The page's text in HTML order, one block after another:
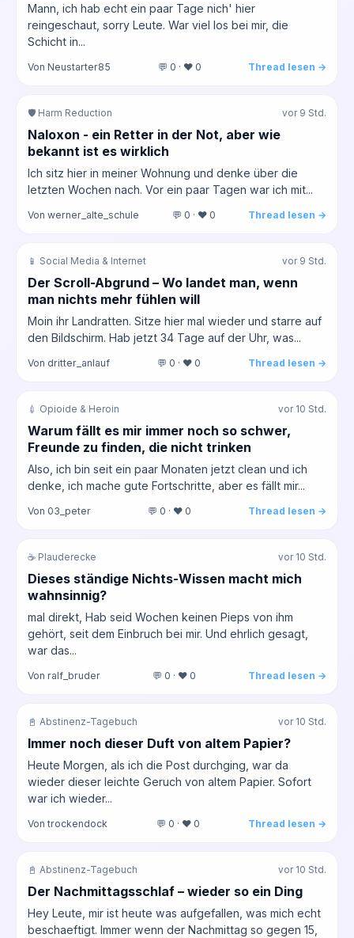
Mann, ich hab echt ein paar Tage nich' hier
reingeschaut, sorry Leute. War viel los bei mir, die
Schicht in...
Von Neustarter85 💬 0 · ❤️ 0 Thread lesen →
🛡️ Harm Reduction vor 9 Std.
Naloxon - ein Retter in der Not, aber wie
bekannt ist es wirklich
Ich sitz hier in meiner Wohnung und denke über die
letzten Wochen nach. Vor ein paar Tagen war ich mit...
Von werner_alte_schule 💬 0 · ❤️ 0 Thread lesen →
📱 Social Media & Internet vor 9 Std.
Der Scroll-Abgrund – Wo landet man, wenn
man nichts mehr fühlen will
Moin ihr Landratten. Sitze hier mal wieder und starre auf
den Bildschirm. Hab jetzt 34 Tage auf der Uhr, was...
Von dritter_anlauf 💬 0 · ❤️ 0 Thread lesen →
💉 Opioide & Heroin vor 10 Std.
Warum fällt es mir immer noch so schwer,
Freunde zu finden, die nicht trinken
Also, ich bin seit ein paar Monaten jetzt clean und ich
denke, ich mache gute Fortschritte, aber es fällt mir...
Von 03_peter 💬 0 · ❤️ 0 Thread lesen →
☕ Plauderecke vor 10 Std.
Dieses ständige Nichts-Wissen macht mich
wahnsinnig?
mal direkt, Hab seid Wochen keinen Pieps von ihm
gehört, seit dem Einbruch bei mir. Und ehrlich gesagt,
war das...
Von ralf_bruder 💬 0 · ❤️ 0 Thread lesen →
📓 Abstinenz-Tagebuch vor 10 Std.
Immer noch dieser Duft von altem Papier?
Heute Morgen, als ich die Post durchging, war da
wieder dieser leichte Geruch von altem Papier. Sofort
war ich wieder...
Von trockendock 💬 0 · ❤️ 0 Thread lesen →
📓 Abstinenz-Tagebuch vor 10 Std.
Der Nachmittagsschlaf – wieder so ein Ding
Hey Leute, mir ist heute was aufgefallen, was mich echt
beschaeftigt. Immer wenn der Nachmittag so gegen 15,